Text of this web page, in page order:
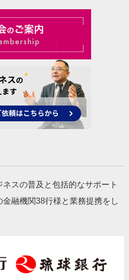
スの普及と包括的なサポート
融機関38行様と業務提携をし